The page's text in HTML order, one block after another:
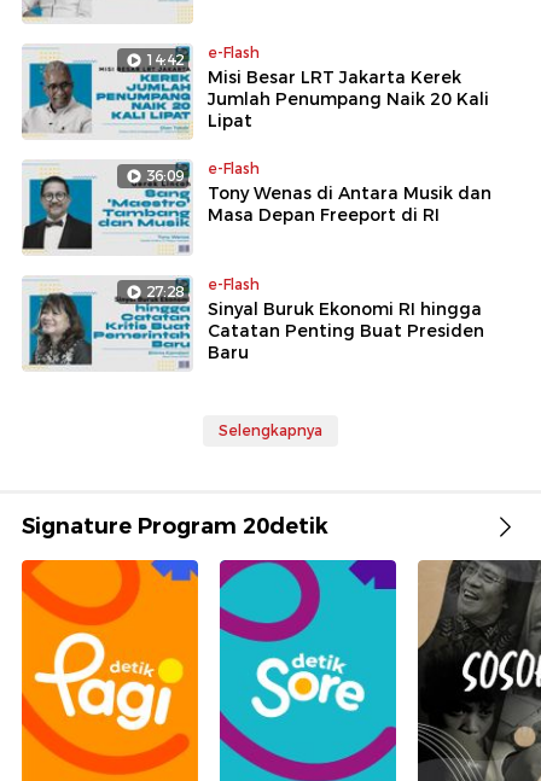
14:42 e-Flash
Misi Besar LRT Jakarta Kerek
Jumlah Penumpang Naik 20 Kali
Lipat
36:09 e-Flash
Tony Wenas di Antara Musik dan
Masa Depan Freeport di RI
27:28 e-Flash
Sinyal Buruk Ekonomi RI hingga
Catatan Penting Buat Presiden
Baru
Selengkapnya
Signature Program 20detik